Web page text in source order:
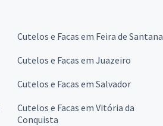
Cutelos e Facas em Feira de Santana
Cutelos e Facas em Juazeiro
Cutelos e Facas em Salvador
Cutelos e Facas em Vitória da
Conquista